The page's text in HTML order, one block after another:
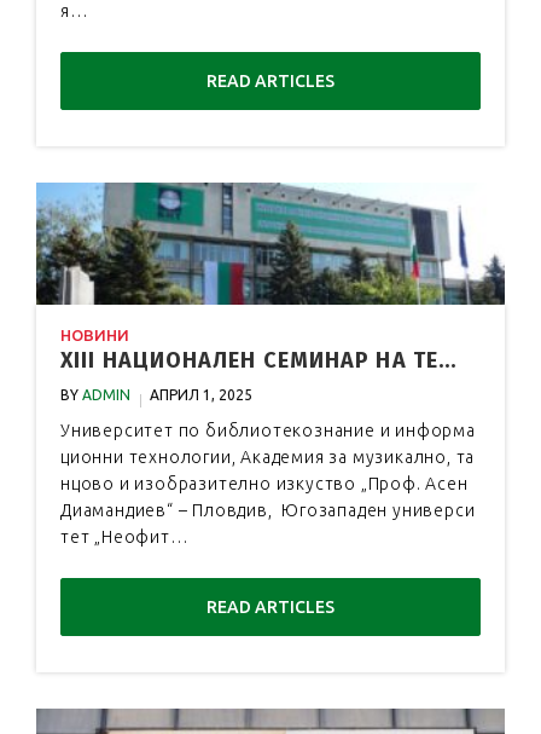
я…
READ ARTICLES
НОВИНИ
XIII НАЦИОНАЛЕН СЕМИНАР НА ТЕ...
BY ADMIN АПРИЛ 1, 2025
Университет по библиотекознание и информа
ционни технологии, Академия за музикално, та
нцово и изобразително изкуство „Проф. Асен
Диамандиев“ – Пловдив, Югозападен универси
тет „Неофит…
READ ARTICLES